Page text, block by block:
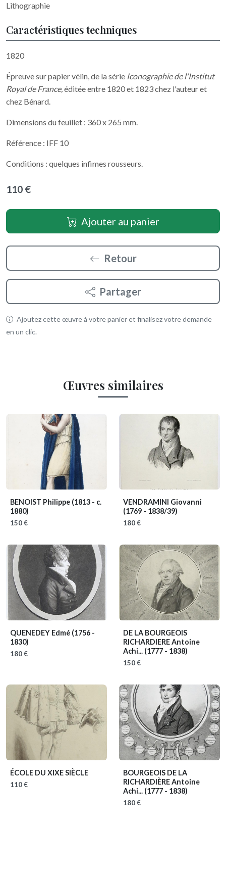
Lithographie
Caractéristiques techniques
1820
Épreuve sur papier vélin, de la série Iconographie de l'Institut
Royal de France,éditée entre 1820 et 1823 chez l'auteur et
chez Bénard.
Dimensions du feuillet : 360 x 265 mm.
Référence : IFF 10
Conditions : quelques infimes rousseurs.
110 €
Ajouter au panier
Retour
Partager
Ajoutez cette œuvre à votre panier et finalisez votre demande
en un clic.
Œuvres similaires
BENOIST Philippe (1813 - c.
1880)
150 €
VENDRAMINI Giovanni
(1769 - 1838/39)
180 €
QUENEDEY Edmé (1756 -
1830)
180 €
DE LA BOURGEOIS
RICHARDIERE Antoine
Achi... (1777 - 1838)
150 €
ÉCOLE DU XIXE SIÈCLE
110 €
BOURGEOIS DE LA
RICHARDIÈRE Antoine
Achi... (1777 - 1838)
180 €